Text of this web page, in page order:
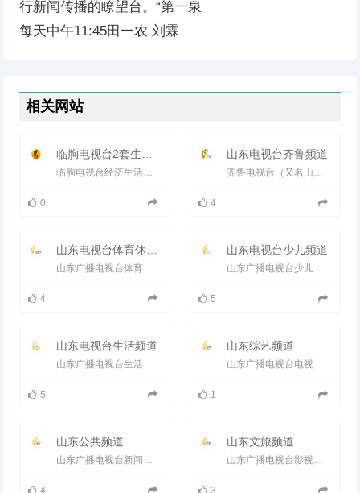
行新闻传播的瞭望台。“第一泉
每天中午11:45田一农 刘霖
相关网站
0
山东电视台齐鲁频道
4
4
山东电视台少儿频道
山东广播电视台少儿频道（频道呼号：SDTV-9）是山东广播电视台旗下的地面电视频道，于2005年9月15日正式开播。 2006...
5
山东电视台生活频道
5
山东综艺频道
山东广播电视台电视综艺频道（频道呼号：SDTV-4）是山东广播电视台旗下的电视频道之一，开播于1995年7月1日。 1999...
1
山东公共频道
4
山东文旅频道
山东广播电视台影视频道更名为山东广播电视台文旅频道山东广播电视台文旅频道（频道呼号：SDTV-3 ）是山东广播电...
3